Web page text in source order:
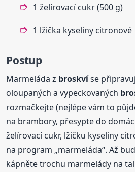
1 želírovací cukr (500 g)
1 lžička kyseliny citronové
Postup
Marmeláda z broskvíse
oloupaných a vypeckovaných
rozmačkejte (nejlépe vám to
na brambory, přesypte do
želírovací cukr, lžičku kyseliny
na program „marmeláda“. Až
kápněte trochu marmelády na